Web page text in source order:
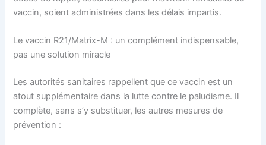
vaccin, soient administrées dans les délais impartis.
Le vaccin R21/Matrix-M : un complément indispensable,
pas une solution miracle
Les autorités sanitaires rappellent que ce vaccin est un
atout supplémentaire dans la lutte contre le paludisme. Il
complète, sans s’y substituer, les autres mesures de
prévention :